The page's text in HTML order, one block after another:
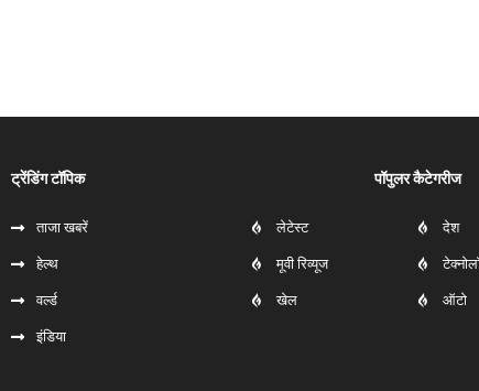
ट्रेंडिंग टॉपिक
ताजा खबरें
हेल्‍थ
वर्ल्ड
इंडिया
पॉपुलर कैटेगरीज
लेटेस्ट
मूवी रिव्यूज
खेल
देश
ऑटो